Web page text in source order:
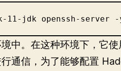
jdk openssh-server -
中。在这种环境下，它
通信，为了能够配置